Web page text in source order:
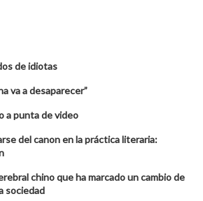
de idiotas
va a desaparecer”
a punta de video
del canon en la práctica literaria:
chino que ha marcado un cambio de
sociedad